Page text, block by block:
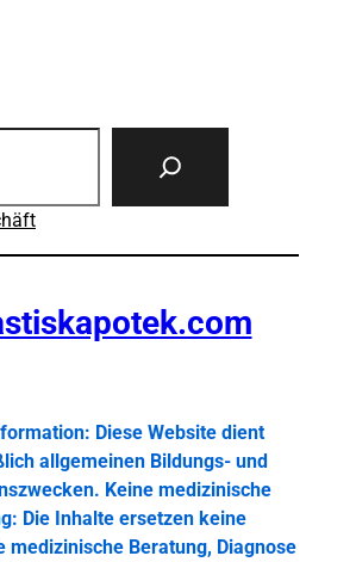
Diese Website dient
allgemeinen Bildungs- und
Keine medizinische
Die Inhalte ersetzen keine
medizinische Beratung, Diagnose